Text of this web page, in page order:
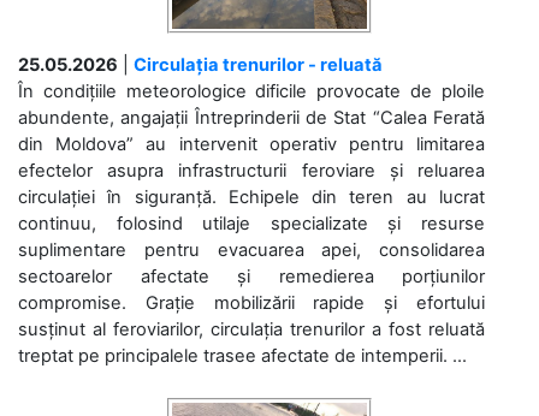
25.05.2026
Circulația trenurilor - reluată
În condițiile meteorologice dificile provocate de ploile
abundente, angajații Întreprinderii de Stat “Calea Ferată
din Moldova” au intervenit operativ pentru limitarea
efectelor asupra infrastructurii feroviare și reluarea
circulației în siguranță. Echipele din teren au lucrat
continuu, folosind utilaje specializate și resurse
suplimentare pentru evacuarea apei, consolidarea
sectoarelor afectate și remedierea porțiunilor
compromise. Grație mobilizării rapide și efortului
susținut al feroviarilor, circulația trenurilor a fost reluată
treptat pe principalele trasee afectate de intemperii. ...